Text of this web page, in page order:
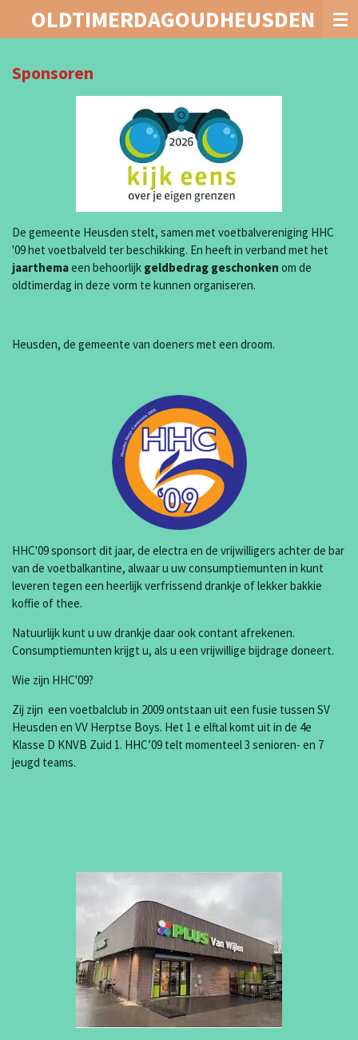
de
hoofdinhoud
OLDTIMERDAGOUDHEUSDEN
Sponsoren
De gemeente Heusden stelt, samen met voetbalvereniging HHC
'09 het voetbalveld ter beschikking. En heeft in verband met het
jaarthemaeen behoorlijk geldbedrag geschonken om de
oldtimerdag in deze vorm te kunnen organiseren.
Heusden, de gemeente van doeners met een droom.
HHC'09 sponsort dit jaar, de electra en de vrijwilligers achter de bar
van de voetbalkantine, alwaar u uw consumptiemunten in kunt
leveren tegen een heerlijk verfrissend drankje of lekker bakkie
koffie of thee.
Natuurlijk kunt u uw drankje daar ook contant afrekenen.
Consumptiemunten krijgt u, als u een vrijwillige bijdrage doneert.
Wie zijn HHC'09?
Zij zijn een voetbalclub in 2009 ontstaan uit een fusie tussen SV
Heusden en VV Herptse Boys. Het 1 e elftal komt uit in de 4e
Klasse D KNVB Zuid 1. HHC’09 telt momenteel 3 senioren- en 7
jeugd teams.